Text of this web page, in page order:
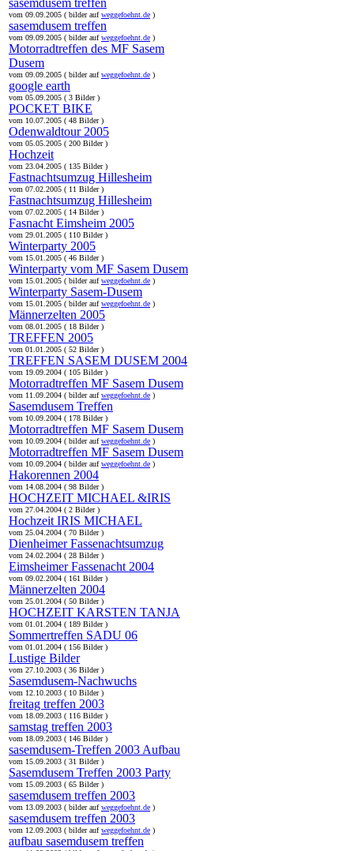
sasemdusem treffen
vom 09.09.2005 ( bilder aufweggefoehnt.de )
sasemdusem treffen
vom 09.09.2005 ( bilder aufweggefoehnt.de )
Motorradtreffen des MF Sasem
Dusem
vom 09.09.2005 ( bilder aufweggefoehnt.de )
google earth
vom 05.09.2005 ( 3 Bilder )
POCKET BIKE
vom 10.07.2005 ( 48 Bilder )
Odenwaldtour 2005
vom 05.05.2005 ( 200 Bilder )
Hochzeit
vom 23.04.2005 ( 135 Bilder )
Fastnachtsumzug Hillesheim
vom 07.02.2005 ( 11 Bilder )
Fastnachtsumzug Hillesheim
vom 07.02.2005 ( 14 Bilder )
Fasnacht Eimsheim 2005
vom 29.01.2005 ( 110 Bilder )
Winterparty 2005
vom 15.01.2005 ( 46 Bilder )
Winterparty vom MF Sasem Dusem
vom 15.01.2005 ( bilder aufweggefoehnt.de )
Winterparty Sasem-Dusem
vom 15.01.2005 ( bilder aufweggefoehnt.de )
Männerzelten 2005
vom 08.01.2005 ( 18 Bilder )
TREFFEN 2005
vom 01.01.2005 ( 52 Bilder )
TREFFEN SASEM DUSEM 2004
vom 19.09.2004 ( 105 Bilder )
Motorradtreffen MF Sasem Dusem
vom 11.09.2004 ( bilder aufweggefoehnt.de )
Sasemdusem Treffen
vom 10.09.2004 ( 178 Bilder )
Motorradtreffen MF Sasem Dusem
vom 10.09.2004 ( bilder aufweggefoehnt.de )
Motorradtreffen MF Sasem Dusem
vom 10.09.2004 ( bilder aufweggefoehnt.de )
Hakorennen 2004
vom 14.08.2004 ( 98 Bilder )
HOCHZEIT MICHAEL &IRIS
vom 27.04.2004 ( 2 Bilder )
Hochzeit IRIS MICHAEL
vom 25.04.2004 ( 70 Bilder )
Dienheimer Fassenachtsumzug
vom 24.02.2004 ( 28 Bilder )
Eimsheimer Fassenacht 2004
vom 09.02.2004 ( 161 Bilder )
Männerzelten 2004
vom 25.01.2004 ( 50 Bilder )
HOCHZEIT KARSTEN TANJA
vom 01.01.2004 ( 189 Bilder )
Sommertreffen SADU 06
vom 01.01.2004 ( 156 Bilder )
Lustige Bilder
vom 27.10.2003 ( 36 Bilder )
Sasemdusem-Nachwuchs
vom 12.10.2003 ( 10 Bilder )
freitag treffen 2003
vom 18.09.2003 ( 116 Bilder )
samstag treffen 2003
vom 18.09.2003 ( 146 Bilder )
sasemdusem-Treffen 2003 Aufbau
vom 15.09.2003 ( 31 Bilder )
Sasemdusem Treffen 2003 Party
vom 15.09.2003 ( 65 Bilder )
sasemdusem treffen 2003
vom 13.09.2003 ( bilder aufweggefoehnt.de )
sasemdusem treffen 2003
vom 12.09.2003 ( bilder aufweggefoehnt.de )
aufbau sasemdusem treffen